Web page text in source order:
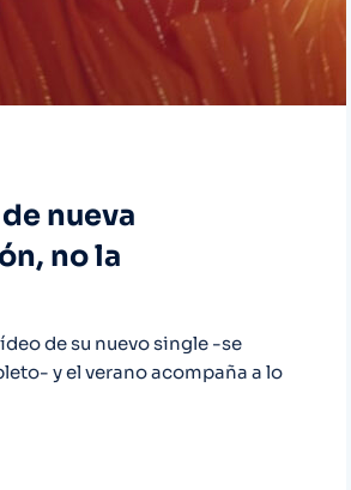
nueva
no la
de su nuevo single -se
y el verano acompaña a lo